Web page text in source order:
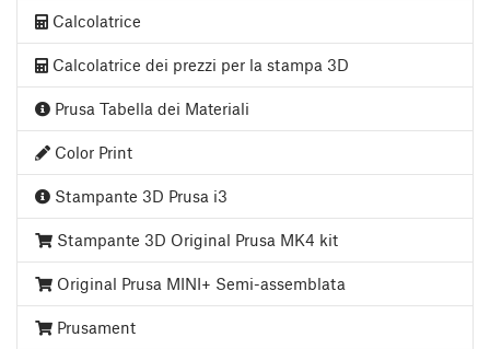
Calcolatrice
Calcolatrice dei prezzi per la stampa 3D
Prusa Tabella dei Materiali
Color Print
Stampante 3D Prusa i3
Stampante 3D Original Prusa MK4 kit
Original Prusa MINI+ Semi-assemblata
Prusament